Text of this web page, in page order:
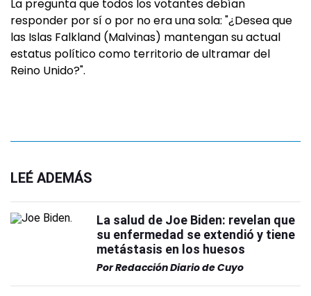
La pregunta que todos los votantes debían
responder por sí o por no era una sola: "¿Desea que
las Islas Falkland (Malvinas) mantengan su actual
estatus político como territorio de ultramar del
Reino Unido?".
LEÉ ADEMÁS
La salud de Joe Biden: revelan que
su enfermedad se extendió y tiene
metástasis en los huesos
PorRedacción Diario de Cuyo